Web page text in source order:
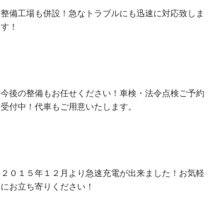
整備工場も併設！急なトラブルにも迅速に対応致しま
す！
今後の整備もお任せください！車検・法令点検ご予約
受付中！代車もご用意いたします。
２０１５年１２月より急速充電が出来ました！お気軽
にお立ち寄りください！